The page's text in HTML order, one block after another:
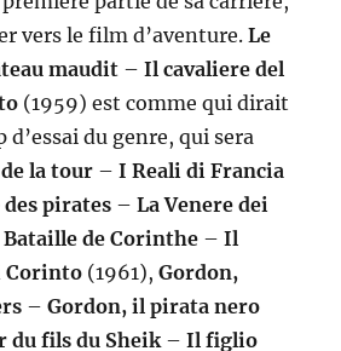
vers le film d’aventure.Le
maudit –Il cavaliere del
(1959) est comme qui dirait
du genre, qui sera
la tour –I Reali di Francia
des pirates –La Venere dei
Bataille de Corinthe –Il
Corinto (1961),Gordon,
–Gordon, il pirata nero
du fils du Sheik –Il figlio